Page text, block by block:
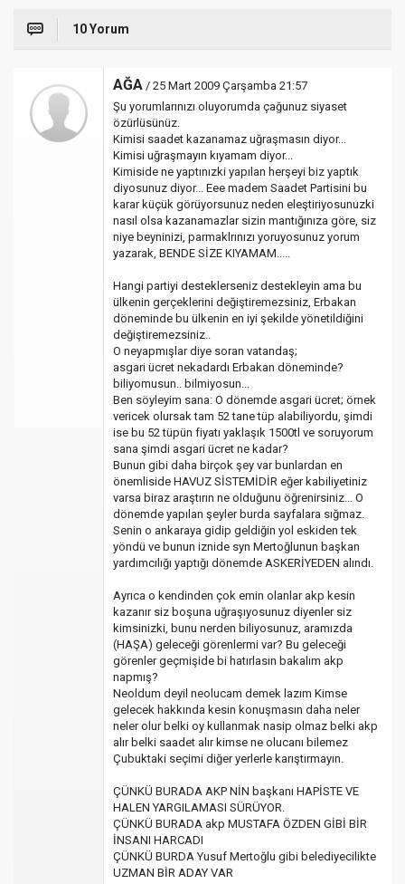
10 Yorum
AĞA / 25 Mart 2009 Çarşamba 21:57
Şu yorumlarınızı oluyorumda çağunuz siyaset
özürlüsünüz.
Kimisi saadet kazanamaz uğraşmasın diyor...
Kimisi uğraşmayın kıyamam diyor...
Kimiside ne yaptınızki yapılan herşeyi biz yaptık
diyosunuz diyor... Eee madem Saadet Partisini bu
karar küçük görüyorsunuz neden eleştiriyosunuzki
nasıl olsa kazanamazlar sizin mantığınıza göre, siz
niye beyninizi, parmaklrınızı yoruyosunuz yorum
yazarak, BENDE SİZE KIYAMAM.....
Hangi partiyi desteklerseniz destekleyin ama bu
ülkenin gerçeklerini değiştiremezsiniz, Erbakan
döneminde bu ülkenin en iyi şekilde yönetildiğini
değiştiremezsiniz..
O neyapmışlar diye soran vatandaş;
asgari ücret nekadardı Erbakan döneminde?
biliyomusun.. bilmiyosun...
Ben söyleyim sana: O dönemde asgari ücret; örnek
vericek olursak tam 52 tane tüp alabiliyordu, şimdi
ise bu 52 tüpün fiyatı yaklaşık 1500tl ve soruyorum
sana şimdi asgari ücret ne kadar?
Bunun gibi daha birçok şey var bunlardan en
önemliside HAVUZ SİSTEMİDİR eğer kabiliyetiniz
varsa biraz araştırın ne olduğunu öğrenirsiniz... O
dönemde yapılan şeyler burda sayfalara sığmaz.
Senin o ankaraya gidip geldiğin yol eskiden tek
yöndü ve bunun iznide syn Mertoğlunun başkan
yardımcılığı yaptığı dönemde ASKERİYEDEN alındı.
Ayrıca o kendinden çok emin olanlar akp kesin
kazanır siz boşuna uğraşıyosunuz diyenler siz
kimsinizki, bunu nerden biliyosunuz, aramızda
(HAŞA) geleceği görenlermi var? Bu geleceği
görenler geçmişide bi hatırlasın bakalım akp
napmış?
Neoldum deyil neolucam demek lazım Kimse
gelecek hakkında kesin konuşmasın daha neler
neler olur belki oy kullanmak nasip olmaz belki akp
alır belki saadet alır kimse ne olucanı bilemez
Çubuktaki seçimi diğer yerlerle karıştırmayın.
ÇÜNKÜ BURADA AKP NİN başkanı HAPİSTE VE
HALEN YARGILAMASI SÜRÜYOR.
ÇÜNKÜ BURADA akp MUSTAFA ÖZDEN GİBİ BİR
İNSANI HARCADI
ÇÜNKÜ BURDA Yusuf Mertoğlu gibi belediyecilikte
UZMAN BİR ADAY VAR